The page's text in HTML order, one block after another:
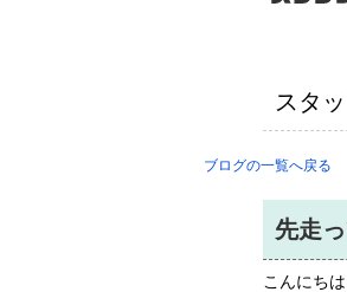
スタ
ブログの一覧へ戻る
先走
こんにちは